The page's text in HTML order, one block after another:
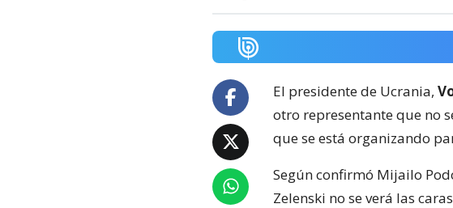
El presidente de Ucrania,
otro representante que no
que se está organizando
Según confirmó Mijailo
Zelenski no se verá las